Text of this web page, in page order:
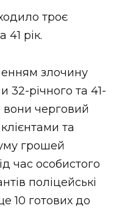
троє
41 рік.
злочину
32-річного та 41-
вони черговий
та
грошей
час особистого
поліцейські
10 готових до